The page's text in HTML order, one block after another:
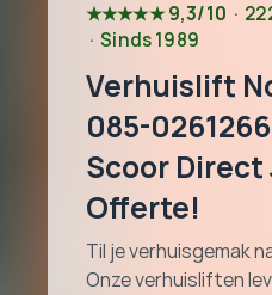
★★★★★9,3/10 ·
· Sinds 1989
Verhuislift
085-
Scoor Direct
Offerte!
Til je verhuisgemak
Onze verhuislift­en